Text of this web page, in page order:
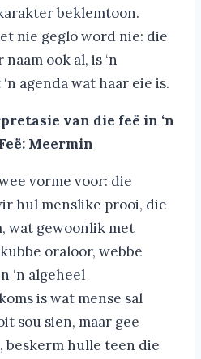
beklemtoon.
nie geglo word nie: die
ook al, is ‘n
agenda wat haar eie is.
van die feë in ‘n
Meermin
vorme voor: die
hul menslike prooi, die
wat gewoonlik met
oraloor, webbe
‘n algeheel
is wat mense sal
sou sien, maar gee
beskerm hulle teen die